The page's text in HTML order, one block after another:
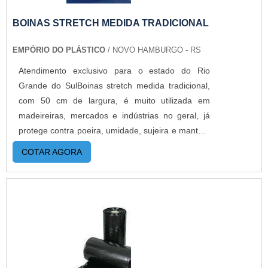
BOINAS STRETCH MEDIDA TRADICIONAL
EMPÓRIO DO PLÁSTICO / NOVO HAMBURGO - RS
Atendimento exclusivo para o estado do Rio
Grande do SulBoinas stretch medida tradicional,
com 50 cm de largura, é muito utilizada em
madeireiras, mercados e indústrias no geral, já
protege contra poeira, umidade, sujeira e mantém
os produtos compactados.O filme stretch é um
dos materiais que tem a disposição atualmente
para auxiliar na proteção de produtos. Também
vem se tornando indispensável na hora de
transportar certos objetos paletizados. MAIS
DETALHES IMPORTANTES SOBRE O
PRODUTOÉ um material totalmente reciclável,
que possui resistência mecânica e alto poder de
COTAR AGORA